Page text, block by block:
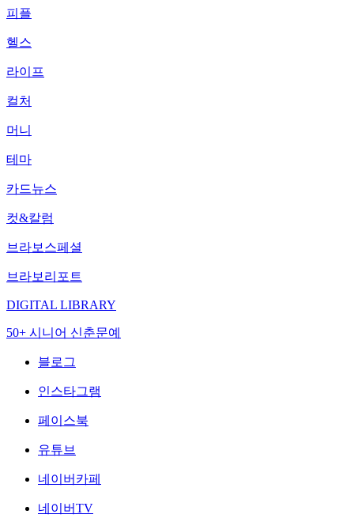
피플
헬스
라이프
컬처
머니
테마
카드뉴스
컷&칼럼
브라보스페셜
브라보리포트
DIGITAL LIBRARY
50+ 시니어 신춘문예
블로그
인스타그램
페이스북
유튜브
네이버카페
네이버TV